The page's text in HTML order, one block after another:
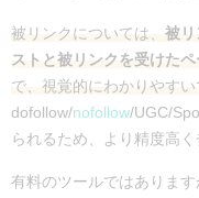
被リンクについては、 被リ
ストと被リンクを受けたペ
で、視覚的にわかりやすい
dofollow/nofollow/UGC/
られるため、より精度高く
有料のツールではありま